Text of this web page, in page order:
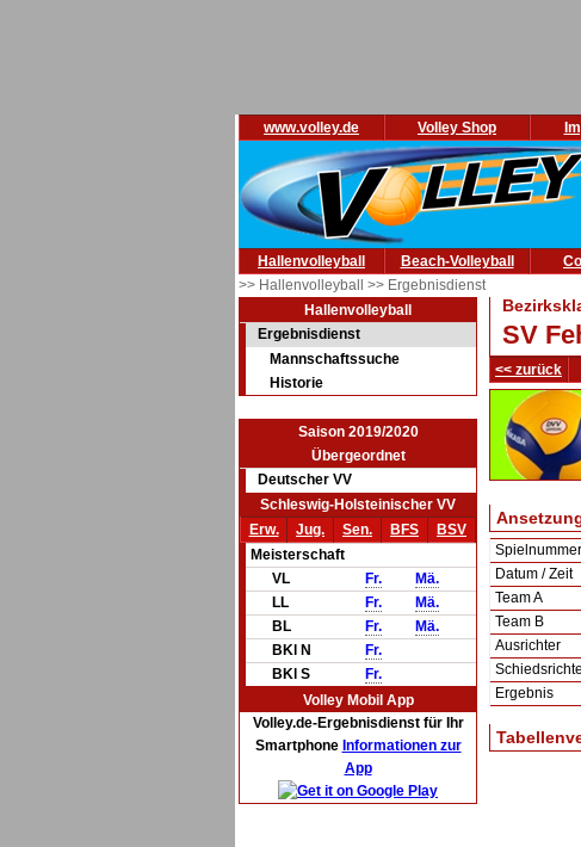
www.volley.de Volley Shop
Hallenvolleyball Beach-Volleyball
>> Hallenvolleyball >> Ergebnisdienst
Hallenvolleyball
Ergebnisdienst
Mannschaftssuche
Historie
Saison 2019/2020
Übergeordnet
Deutscher VV
Schleswig-Holsteinischer VV
Erw.
Jug. Sen. BFS
BSV
Meisterschaft
VL
Fr.
Mä.
LL
Fr.
Mä.
BL
Fr.
Mä.
BKl N
Fr.
BKl S
Fr.
Volley Mobil App
Volley.de-Ergebnisdienst für Ihr
Smartphone Informationen zur
App
SV
<< zurück
Spielnummer
Datum / Zeit
Team A
Team B
Ausrichter
Ergebnis